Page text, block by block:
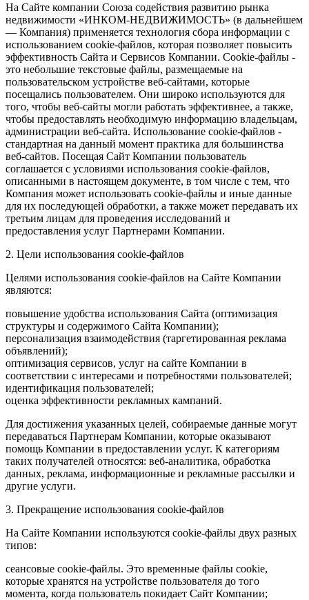
На Сайте компании Союза содействия развитию рынка
недвижимости «ИНКОМ-НЕДВИЖИМОСТЬ» (в дальнейшем
— Компания) применяется технология сбора информации с
использованием cookie-файлов, которая позволяет повысить
эффективность Сайта и Сервисов Компании. Сookie-файлы -
это небольшие текстовые файлы, размещаемые на
пользовательском устройстве веб-сайтами, которые
посещались пользователем. Они широко используются для
того, чтобы веб-сайты могли работать эффективнее, а также,
чтобы предоставлять необходимую информацию владельцам,
администрации веб-сайта. Использование cookie-файлов -
стандартная на данный момент практика для большинства
веб-сайтов. Посещая Сайт Компании пользователь
соглашается с условиями использования cookie-файлов,
описанными в настоящем документе, в том числе с тем, что
Компания может использовать cookie-файлы и иные данные
для их последующей обработки, а также может передавать их
третьим лицам для проведения исследований и
предоставления услуг Партнерами Компании.
2. Цели использования cookie-файлов
Целями использования cookie-файлов на Сайте Компании
являются:
повышение удобства использования Сайта (оптимизация
структуры и содержимого Сайта Компании);
персонализация взаимодействия (таргетированная реклама
объявлений);
оптимизация сервисов, услуг на сайте Компании в
соответствии с интересами и потребностями пользователей;
идентификация пользователей;
оценка эффективности рекламных кампаний.
Для достижения указанных целей, собираемые данные могут
передаваться Партнерам Компании, которые оказывают
помощь Компании в предоставлении услуг. К категориям
таких получателей относятся: веб-аналитика, обработка
данных, реклама, информационные и рекламные рассылки и
другие услуги.
3. Прекращение использования cookie-файлов
На Сайте Компании используются cookie-файлы двух разных
типов:
сеансовые cookie-файлы. Это временные файлы cookie,
которые хранятся на устройстве пользователя до того
момента, когда пользователь покидает Сайт Компании;